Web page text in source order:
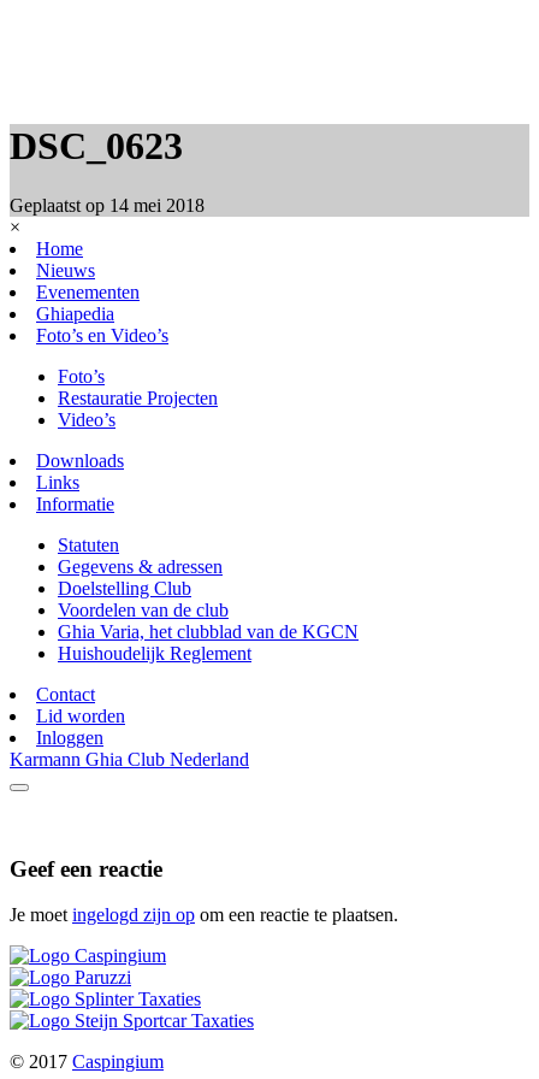
DSC_0623
Geplaatst op 14 mei 2018
×
Home
Nieuws
Evenementen
Ghiapedia
Foto’s en Video’s
Foto’s
Restauratie Projecten
Video’s
Downloads
Links
Informatie
Statuten
Gegevens & adressen
Doelstelling Club
Voordelen van de club
Ghia Varia, het clubblad van de KGCN
Huishoudelijk Reglement
Contact
Lid worden
Inloggen
Karmann Ghia Club Nederland
Geef een reactie
Je moet ingelogd zijn op om een reactie te plaatsen.
© 2017 Caspingium